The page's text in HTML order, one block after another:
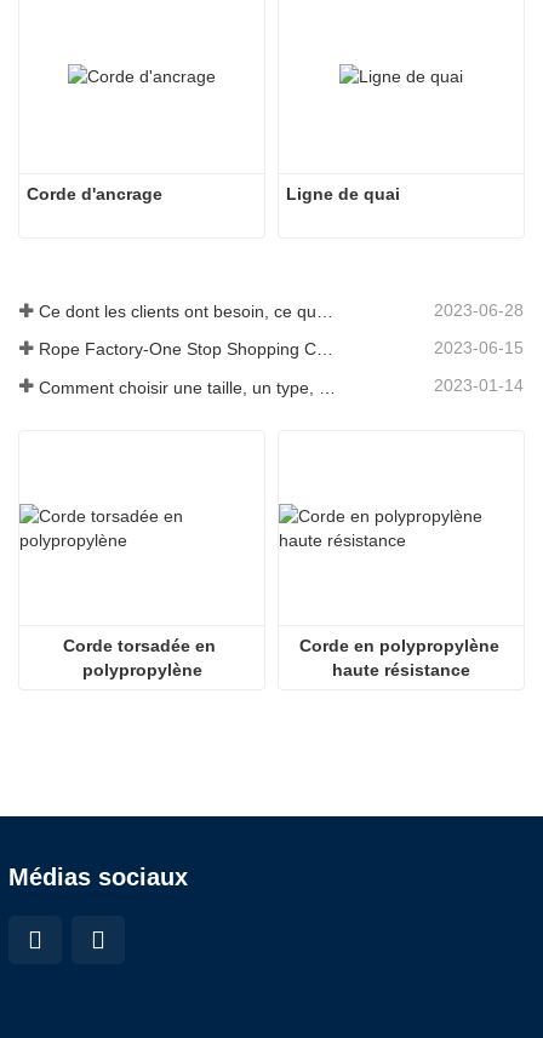
Corde d'ancrage Ligne de quai
2023-06-28
Rope Factory-One Stop Shopping Center-Tai an Rope LTD 2023-06-15
2023-01-14
Corde torsadée en
polypropylène
Corde en polypropylène
haute résistance
Médias sociaux